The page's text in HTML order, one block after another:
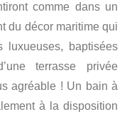
comme dans un
du décor maritime qui
baptisées
terrasse privée
agréable ! Un bain à
à la disposition